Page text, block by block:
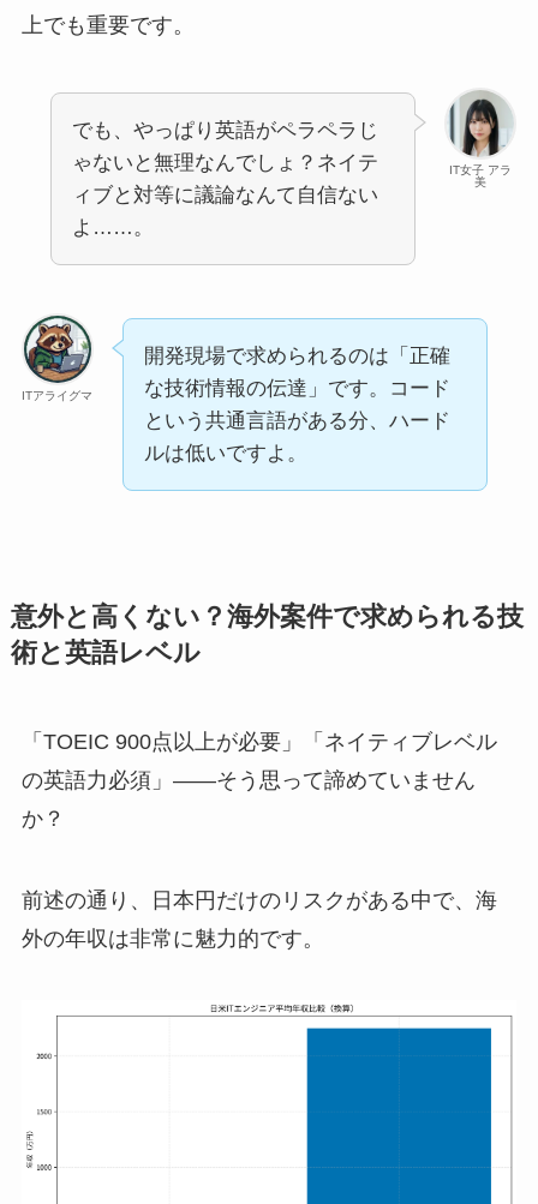
上でも重要です。
IT女子 アラ
美
でも、やっぱり英語がペラペラじ
ゃないと無理なんでしょ？ネイテ
ィブと対等に議論なんて自信ない
よ……。
ITアライグマ
開発現場で求められるのは「正確
な技術情報の伝達」です。コード
という共通言語がある分、ハード
ルは低いですよ。
意外と高くない？海外案件で求められる技
術と英語レベル
「TOEIC 900点以上が必要」「ネイティブレベル
の英語力必須」——そう思って諦めていません
か？
前述の通り、日本円だけのリスクがある中で、海
外の年収は非常に魅力的です。